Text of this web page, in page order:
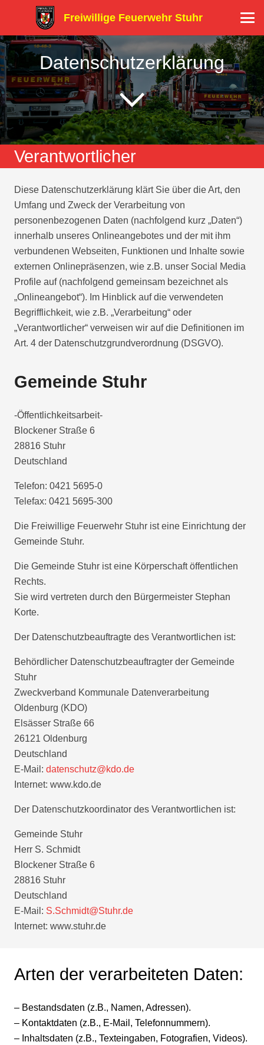
Freiwillige Feuerwehr Stuhr
Datenschutzerklärung
Verantwortlicher
Diese Datenschutzerklärung klärt Sie über die Art, den
Umfang und Zweck der Verarbeitung von
personenbezogenen Daten (nachfolgend kurz „Daten“)
innerhalb unseres Onlineangebotes und der mit ihm
verbundenen Webseiten, Funktionen und Inhalte sowie
externen Onlinepräsenzen, wie z.B. unser Social Media
Profile auf (nachfolgend gemeinsam bezeichnet als
„Onlineangebot“). Im Hinblick auf die verwendeten
Begrifflichkeit, wie z.B. „Verarbeitung“ oder
„Verantwortlicher“ verweisen wir auf die Definitionen im
Art. 4 der Datenschutzgrundverordnung (DSGVO).
Gemeinde Stuhr
-Öffentlichkeitsarbeit-
Blockener Straße 6
28816 Stuhr
Deutschland
Telefon: 0421 5695-0
Telefax: 0421 5695-300
Die Freiwillige Feuerwehr Stuhr ist eine Einrichtung der
Gemeinde Stuhr.
Die Gemeinde Stuhr ist eine Körperschaft öffentlichen
Rechts.
Sie wird vertreten durch den Bürgermeister Stephan
Korte.
Der Datenschutzbeauftragte des Verantwortlichen ist:
Behördlicher Datenschutzbeauftragter der Gemeinde
Stuhr
Zweckverband Kommunale Datenverarbeitung
Oldenburg (KDO)
Elsässer Straße 66
26121 Oldenburg
Deutschland
E-Mail: datenschutz@kdo.de
Internet: www.kdo.de
Der Datenschutzkoordinator des Verantwortlichen ist:
Gemeinde Stuhr
Herr S. Schmidt
Blockener Straße 6
28816 Stuhr
Deutschland
E-Mail: S.Schmidt@Stuhr.de
Internet: www.stuhr.de
Arten der verarbeiteten Daten:
– Bestandsdaten (z.B., Namen, Adressen).
– Kontaktdaten (z.B., E-Mail, Telefonnummern).
– Inhaltsdaten (z.B., Texteingaben, Fotografien, Videos).